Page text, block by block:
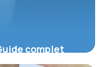
complet